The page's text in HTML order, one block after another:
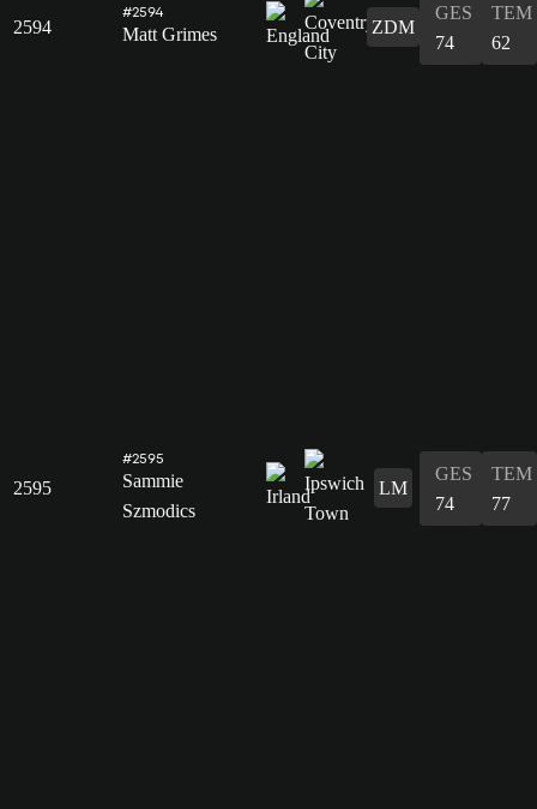
2594
#2594
Matt Grimes ZDM
GES
74
TEM
62
2595
#2595
Sammie
Szmodics
LM
GES
74
TEM
77